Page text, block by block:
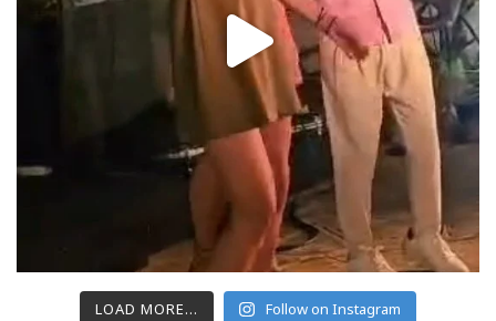
LOAD MORE... Follow on Instagram